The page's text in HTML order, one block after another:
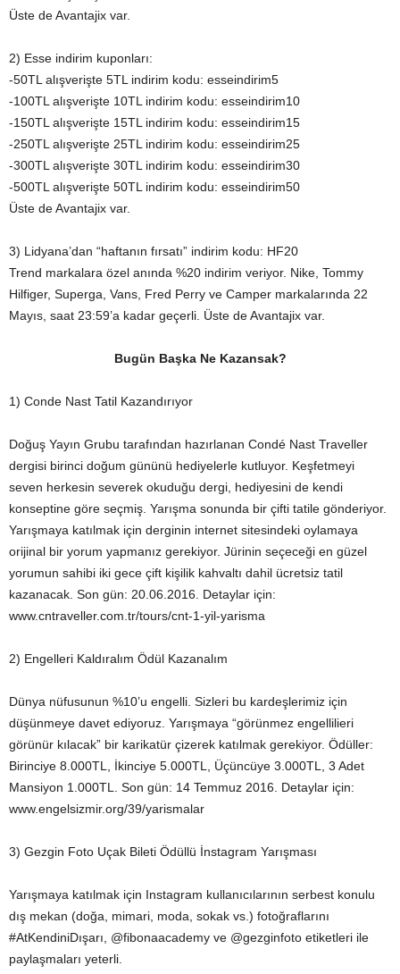
Üste de Avantajix var.
2) Esse indirim kuponları:
-50TL alışverişte 5TL indirim kodu: esseindirim5
-100TL alışverişte 10TL indirim kodu: esseindirim10
-150TL alışverişte 15TL indirim kodu: esseindirim15
-250TL alışverişte 25TL indirim kodu: esseindirim25
-300TL alışverişte 30TL indirim kodu: esseindirim30
-500TL alışverişte 50TL indirim kodu: esseindirim50
Üste de Avantajix var.
3) Lidyana’dan “haftanın fırsatı” indirim kodu: HF20
Trend markalara özel anında %20 indirim veriyor. Nike, Tommy
Hilfiger, Superga, Vans, Fred Perry ve Camper markalarında 22
Mayıs, saat 23:59’a kadar geçerli. Üste de Avantajix var.
Bugün Başka Ne Kazansak?
1) Conde Nast Tatil Kazandırıyor
Doğuş Yayın Grubu tarafından hazırlanan Condé Nast Traveller
dergisi birinci doğum gününü hediyelerle kutluyor. Keşfetmeyi
seven herkesin severek okuduğu dergi, hediyesini de kendi
konseptine göre seçmiş. Yarışma sonunda bir çifti tatile gönderiyor.
Yarışmaya katılmak için derginin internet sitesindeki oylamaya
orijinal bir yorum yapmanız gerekiyor. Jürinin seçeceği en güzel
yorumun sahibi iki gece çift kişilik kahvaltı dahil ücretsiz tatil
kazanacak. Son gün: 20.06.2016. Detaylar için:
www.cntraveller.com.tr/tours/cnt-1-yil-yarisma
2) Engelleri Kaldıralım Ödül Kazanalım
Dünya nüfusunun %10’u engelli. Sizleri bu kardeşlerimiz için
düşünmeye davet ediyoruz. Yarışmaya “görünmez engellilieri
görünür kılacak” bir karikatür çizerek katılmak gerekiyor. Ödüller:
Birinciye 8.000TL, İkinciye 5.000TL, Üçüncüye 3.000TL, 3 Adet
Mansiyon 1.000TL. Son gün: 14 Temmuz 2016. Detaylar için:
www.engelsizmir.org/39/yarismalar
3) Gezgin Foto Uçak Bileti Ödüllü İnstagram Yarışması
Yarışmaya katılmak için Instagram kullanıcılarının serbest konulu
dış mekan (doğa, mimari, moda, sokak vs.) fotoğraflarını
#AtKendiniDışarı, @fibonaacademy ve @gezginfoto etiketleri ile
paylaşmaları yeterli.